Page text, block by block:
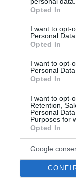
grant or deny
use your data for
consent section.
Opted In
I want to opt-
Personal Data.
Opted In
I want to opt-
Personal
Opted In
I want to opt-
Retention,
Personal
Purposes for
Opted In
Google
ΑΠΑΝΤΗΣΗ
ΌΝΟΜΑ *
EMAIL